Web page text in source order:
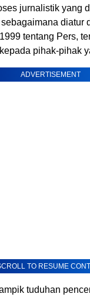
jurnalistik yang
diatur
tentang Pers,
pihak-pihak
ADVERTISEMENT
TO RESUME
tuduhan